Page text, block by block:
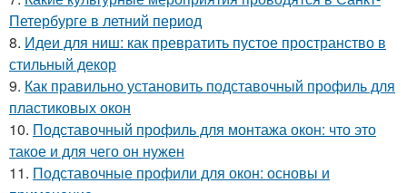
Петербурге в летний период
8. Идеи для ниш: как превратить пустое пространство в
стильный декор
9. Как правильно установить подставочный профиль для
пластиковых окон
10. Подставочный профиль для монтажа окон: что это
такое и для чего он нужен
11. Подставочные профили для окон: основы и